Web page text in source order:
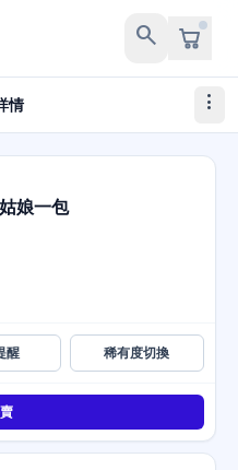
search
情 more_vert
娘一包
醒 稀有度切換